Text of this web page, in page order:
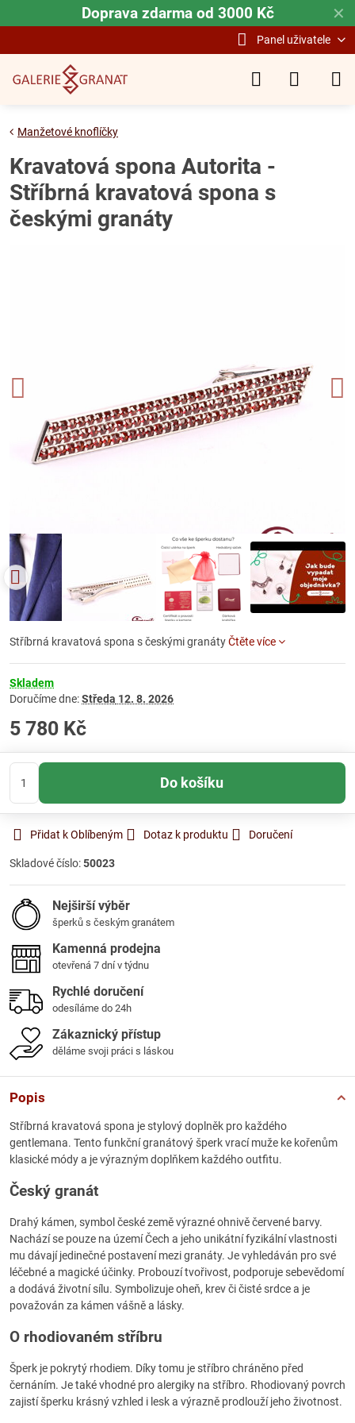
✕
Doprava zdarma od 3000 Kč
Panel uživatele
Manžetové knoflíčky
Kravatová spona Autorita -
Stříbrná kravatová spona s
českými granáty
Stříbrná kravatová spona s českými granátyČtěte více
Skladem
Doručíme dne:Středa 12. 8. 2026
5 780 Kč
Do košíku
Přidat k Oblíbeným Dotaz k produktu Doručení
Skladové číslo:50023
Nejširší výběr
šperků s českým granátem
Kamenná prodejna
otevřená 7 dní v týdnu
Rychlé doručení
odesíláme do 24h
Zákaznický přístup
děláme svoji práci s láskou
Popis
Stříbrná kravatová spona je stylový doplněk pro každého
gentlemana. Tento funkční granátový šperk vrací muže ke kořenům
klasické módy a je výrazným doplňkem každého outfitu.
Český granát
Drahý kámen, symbol české země výrazné ohnivě červené barvy.
Nachází se pouze na území Čech a jeho unikátní fyzikální vlastnosti
mu dávají jedinečné postavení mezi granáty. Je vyhledáván pro své
léčebné a magické účinky. Probouzí tvořivost, podporuje sebevědomí
a dodává životní sílu. Symbolizuje oheň, krev či čisté srdce a je
považován za kámen vášně a lásky.
O rhodiovaném stříbru
Šperk je pokrytý rhodiem. Díky tomu je stříbro chráněno před
černáním. Je také vhodné pro alergiky na stříbro. Rhodiovaný povrch
zajistí šperku krásný vzhled i lesk a výrazně prodlouží jeho životnost.